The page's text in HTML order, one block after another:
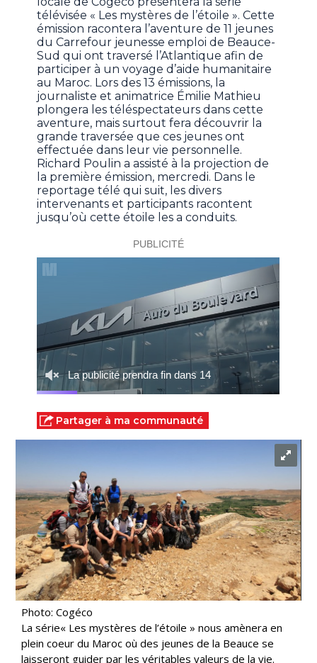
télévisée « Les mystères de l’étoile ». Cette
émission racontera l’aventure de 11 jeunes
du Carrefour jeunesse emploi de Beauce-
Sud qui ont traversé l’Atlantique afin de
participer à un voyage d’aide humanitaire
au Maroc. Lors des 13 émissions, la
journaliste et animatrice Émilie Mathieu
plongera les téléspectateurs dans cette
aventure, mais surtout fera découvrir la
grande traversée que ces jeunes ont
effectuée dans leur vie personnelle.
Richard Poulin a assisté à la projection de
la première émission, mercredi. Dans le
reportage télé qui suit, les divers
intervenants et participants racontent
jusqu’où cette étoile les a conduits.
Partager à ma communauté
Photo: Cogéco
La série« Les mystères de l’étoile » nous amènera en
plein coeur du Maroc où des jeunes de la Beauce se
laisseront guider par les véritables valeurs de la vie.